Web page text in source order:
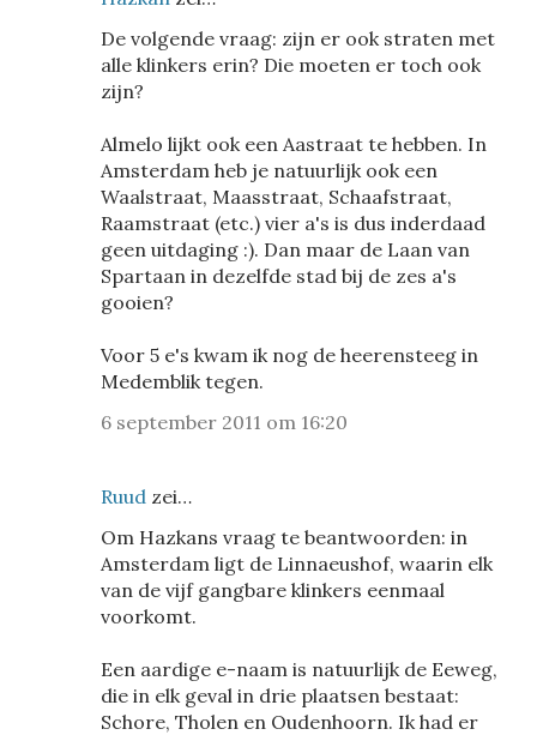
De volgende vraag: zijn er ook straten met
alle klinkers erin? Die moeten er toch ook
zijn?
Almelo lijkt ook een Aastraat te hebben. In
Amsterdam heb je natuurlijk ook een
Waalstraat, Maasstraat, Schaafstraat,
Raamstraat (etc.) vier a's is dus inderdaad
geen uitdaging :). Dan maar de Laan van
Spartaan in dezelfde stad bij de zes a's
gooien?
Voor 5 e's kwam ik nog de heerensteeg in
Medemblik tegen.
6 september 2011 om 16:20
Ruud zei…
Om Hazkans vraag te beantwoorden: in
Amsterdam ligt de Linnaeushof, waarin elk
van de vijf gangbare klinkers eenmaal
voorkomt.
Een aardige e-naam is natuurlijk de Eeweg,
die in elk geval in drie plaatsen bestaat:
Schore, Tholen en Oudenhoorn. Ik had er